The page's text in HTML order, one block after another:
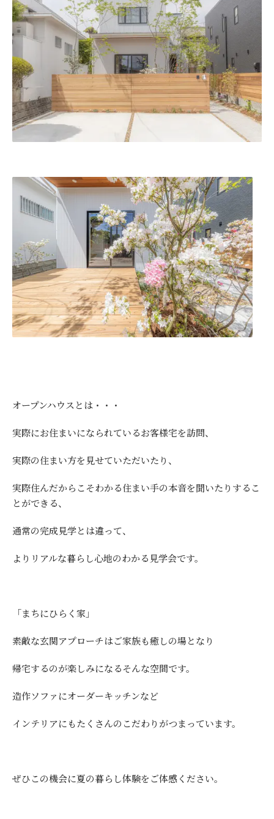
オープンハウスとは・・・
実際にお住まいになられているお客様宅を訪問、
実際の住まい方を見せていただいたり、
実際住んだからこそわかる住まい手の本音を聞いたりするこ
とができる、
通常の完成見学とは違って、
よりリアルな暮らし心地のわかる見学会です。
「まちにひらく家」
素敵な玄関アプローチはご家族も癒しの場となり
帰宅するのが楽しみになるそんな空間です。
造作ソファにオーダーキッチンなど
インテリアにもたくさんのこだわりがつまっています。
ぜひこの機会に夏の暮らし体験をご体感ください。